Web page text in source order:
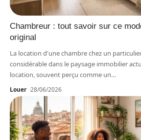
Chambreur : tout savoir sur ce
original
La location d'une chambre chez un
considérable dans le paysage immobilier
location, souvent perçu comme un…
Louer 28/06/2026